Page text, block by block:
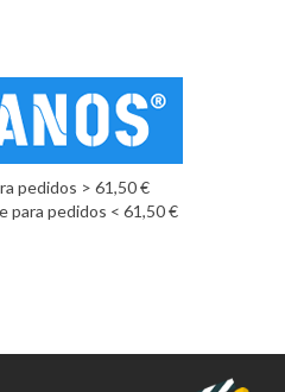
pedidos > 61,50 €
para pedidos < 61,50 €